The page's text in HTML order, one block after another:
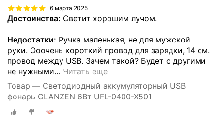
6 марта 2025
Достоинства: Светит хорошим лучом.
Недостатки: Ручка маленькая, не для мужской
руки. Ооочень короткий провод для зарядки, 14 см.
провод между USB. Зачем такой? Будет с другими
не нужными… Читать ещё
Товар — Светодиодный аккумуляторный USB
фонарь GLANZEN 6Вт UFL-0400-X501